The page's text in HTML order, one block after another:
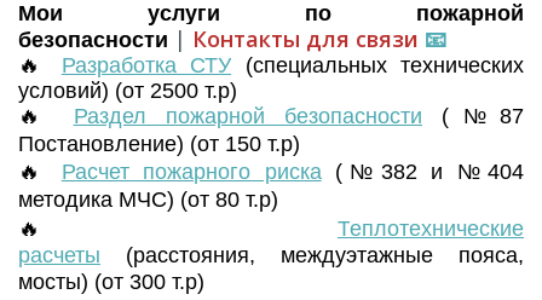
Мои услуги по пожарной
безопасности | Контакты для связи 📧
🔥 Разработка СТУ (специальных технических
условий) (от 2500 т.р)
🔥 Раздел пожарной безопасности (№87
Постановление) (от 150 т.р)
🔥 Расчет пожарного риска(№382 и №404
методика МЧС) (от 80 т.р)
🔥 Теплотехнические
расчеты (расстояния, междуэтажные пояса,
мосты) (от 300 т.р)